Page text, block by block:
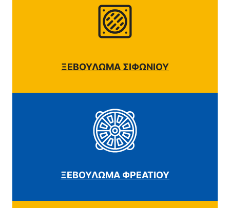
ΞΕΒΟΥΛΩΜΑ ΣΙΦΩΝΙΟΥ
ΞΕΒΟΥΛΩΜΑ ΦΡΕΑΤΙΟΥ